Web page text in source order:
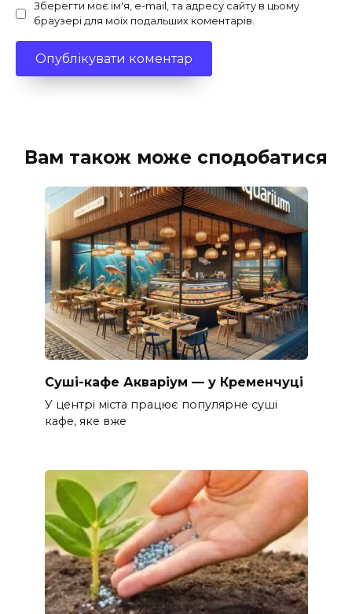
Зберегти моє ім'я, e-mail, та адресу сайту в цьому
браузері для моїх подальших коментарів.
Вам також може сподобатися
Суші-кафе Акваріум — у Кременчуці
У центрі міста працює популярне суші
кафе, яке вже